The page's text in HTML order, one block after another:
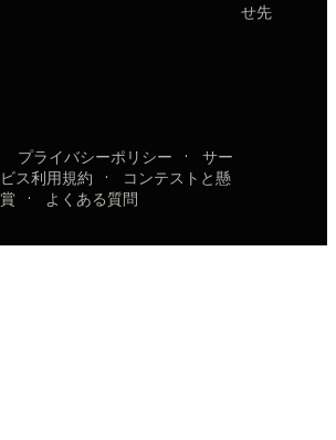
せ先
プライバシーポリシー ·
サー
ビス利用規約
·
コンテストと懸
賞
· よくある質問